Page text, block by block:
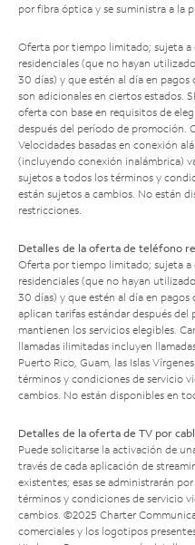
por fibra óptica y se suministra a la
Oferta por tiempo limitado; sujeta a
residenciales (que no hayan
30 días) y que estén al día en
son adicionales en ciertos estados.
oferta con base en requisitos de
después del período de promoción.
Velocidades basadas en conexión
(incluyendo conexión inalámbrica)
sujetos a todos los términos y
están sujetos a cambios. No están
restricciones.
Detalles de la oferta de teléfono
Oferta por tiempo limitado; sujeta a
residenciales (que no hayan
30 días) y que estén al día en pagos
aplican tarifas estándar después
mantienen los servicios elegibles.
llamadas ilimitadas incluyen
Puerto Rico, Guam, las Islas
términos y condiciones de servicio
cambios. No están disponibles en
Detalles de la oferta de TV por
Puede solicitarse la activación de
través de cada aplicación de
existentes; esas se administrarán
términos y condiciones de servicio
cambios. ©2025 Charter
comerciales y los logotipos